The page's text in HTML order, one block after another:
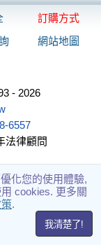
訂購方式
網站地圖
- 2026
6557
法律顧問
化您的使用體驗,
cookies. 更多關
.
我清楚了!